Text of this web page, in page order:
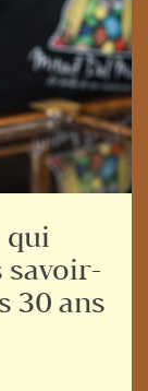
qui
savoir-
30 ans